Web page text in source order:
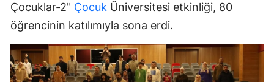
Çocuklar-2" Çocuk Üniversitesi etkinliği, 80
öğrencinin katılımıyla sona erdi.